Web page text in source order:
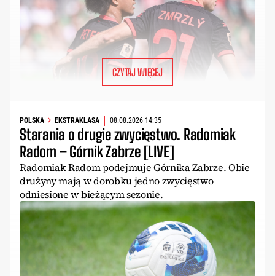
CZYTAJ WIĘCEJ
POLSKA EKSTRAKLASA 08.08.2026 14:35
Starania o drugie zwycięstwo. Radomiak
Radom – Górnik Zabrze [LIVE]
Radomiak Radom podejmuje Górnika Zabrze. Obie
drużyny mają w dorobku jedno zwycięstwo
odniesione w bieżącym sezonie.